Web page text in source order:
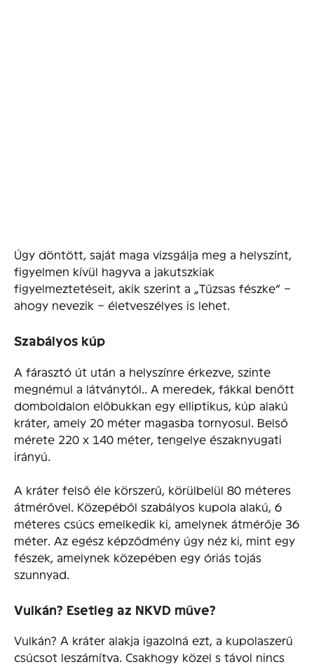
Úgy döntött, saját maga vizsgálja meg a helyszínt,
figyelmen kívül hagyva a jakutszkiak
figyelmeztetéseit, akik szerint a „Tűzsas fészke” –
ahogy nevezik – életveszélyes is lehet.
Szabályos kúp
A fárasztó út után a helyszínre érkezve, szinte
megnémul a látványtól.. A meredek, fákkal benőtt
domboldalon előbukkan egy elliptikus, kúp alakú
kráter, amely 20 méter magasba tornyosul. Belső
mérete 220 x 140 méter, tengelye északnyugati
irányú.
A kráter felső éle körszerű, körülbelül 80 méteres
átmérővel. Közepéből szabályos kupola alakú, 6
méteres csúcs emelkedik ki, amelynek átmérője 36
méter. Az egész képződmény úgy néz ki, mint egy
fészek, amelynek közepében egy óriás tojás
szunnyad.
Vulkán? Esetleg az NKVD műve?
Vulkán? A kráter alakja igazolná ezt, a kupolaszerű
csúcsot leszámítva. Csakhogy közel s távol nincs